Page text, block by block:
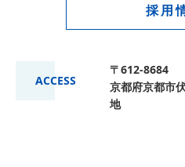
採用
ACCESS
〒612-8684
京都府京都市
地